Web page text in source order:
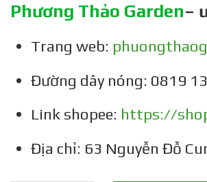
Phương Thảo Garden–
Trang web:
Đường dây nóng: 0819
Link shopee: https://
Địa chỉ: 63 Nguyễn Đỗ